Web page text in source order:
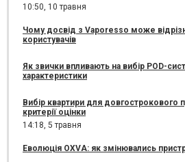
10:50, 10 травня
Чому досвід з Vaporesso може
користувачів
Як звички впливають на вибір POD-
характеристики
Вибір квартири для довгострокового
критерії оцінки
14:18, 5 травня
Еволюція OXVA: як змінювались